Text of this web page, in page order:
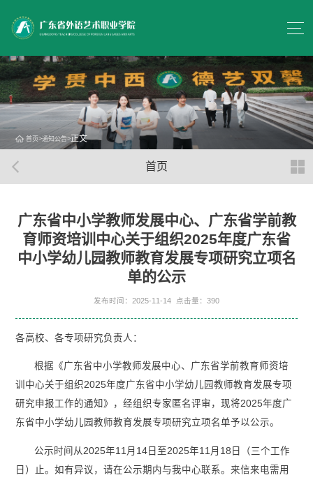
首页>通知公告>正文
首页
广东省中小学教师发展中心、广东省学前教
育师资培训中心关于组织2025年度广东省
中小学幼儿园教师教育发展专项研究立项名
单的公示
发布时间：2025-11-14 点击量：390
各高校、各专项研究负责人：
根据《广东省中小学教师发展中心、广东省学前教育师资培
训中心关于组织2025年度广东省中小学幼儿园教师教育发展专项
研究申报工作的通知》，经组织专家匿名评审，现将2025年度广
东省中小学幼儿园教师教育发展专项研究立项名单予以公示。
公示时间从2025年11月14日至2025年11月18日（三个工作
日）止。如有异议，请在公示期内与我中心联系。来信来电需用